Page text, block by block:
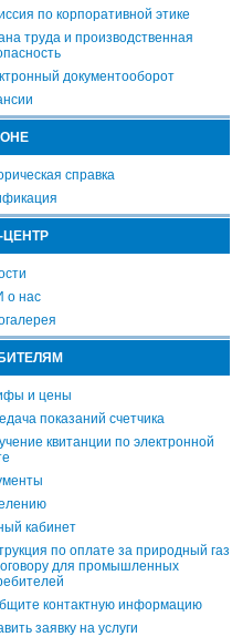
по корпоративной этике
труда и производственная
документооборот
справка
ЦЕНТР
о нас
и цены
показаний счетчика
квитанции по электронной
кабинет
по оплате за природный газ
для промышленных
контактную информацию
заявку на услуги